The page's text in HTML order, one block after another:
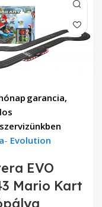
garancia,
- Evolution
EVO
Mario Kart